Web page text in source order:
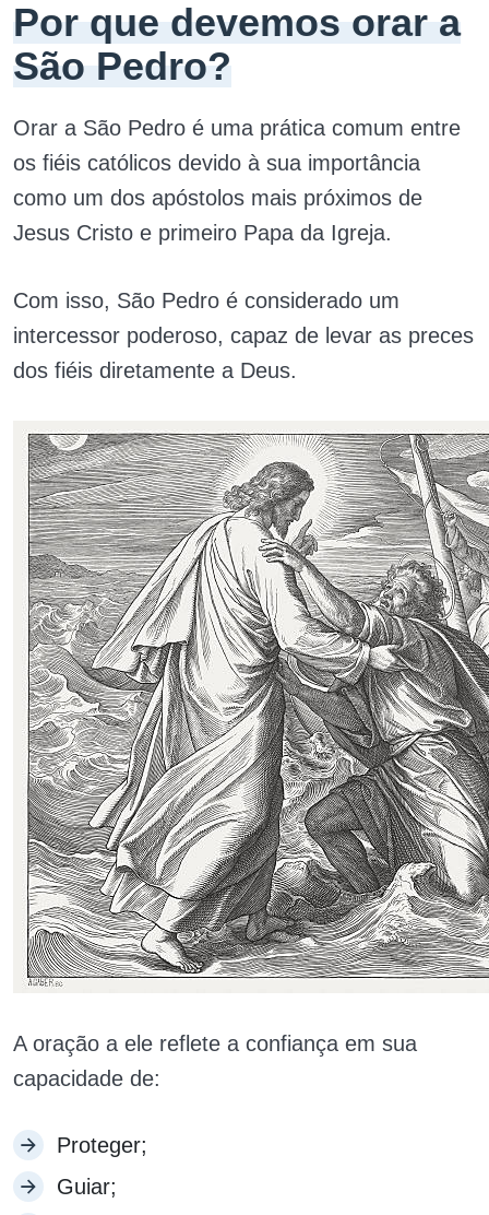
Por que devemos orar a
São Pedro?
Orar a São Pedro é uma prática comum entre
os fiéis católicos devido à sua importância
como um dos apóstolos mais próximos de
Jesus Cristo e primeiro Papa da Igreja.
Com isso, São Pedro é considerado um
intercessor poderoso, capaz de levar as preces
dos fiéis diretamente a Deus.
A oração a ele reflete a confiança em sua
capacidade de:
Proteger;
Guiar;